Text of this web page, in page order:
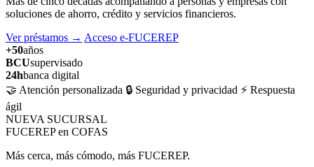
soluciones de ahorro, crédito y servicios financieros.
Ver préstamos → Acceso e-FUCEREP
+50años
BCUsupervisado
24hbanca digital
🤝 Atención personalizada 🔒 Seguridad y privacidad ⚡ Respuesta
ágil
NUEVA SUCURSAL
FUCEREP en COFAS
Más cerca, más cómodo, más FUCEREP.